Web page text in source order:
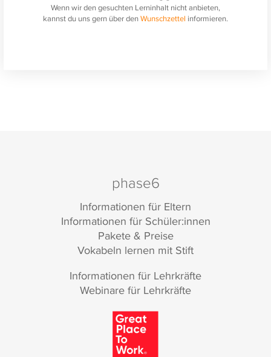
Wenn wir den gesuchten Lerninhalt nicht anbieten,
kannst du uns gern über denWunschzettel informieren.
phase6
Informationen für Eltern
Informationen für Schüler:innen
Pakete & Preise
Vokabeln lernen mit Stift
Informationen für Lehrkräfte
Webinare für Lehrkräfte